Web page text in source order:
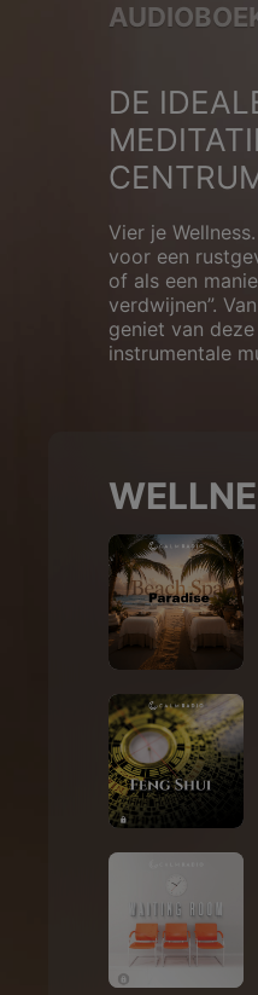
DE
Vier je
voor een
of als een
verdwijnen”.
geniet van
instrumentale